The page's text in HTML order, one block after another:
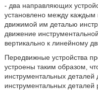
- два направляющих
установлено между
движимой им деталью
движение
вертикально к линейному
Передвижные устройства
устроены таким образом,
инструментальных деталей
инструментальных деталей